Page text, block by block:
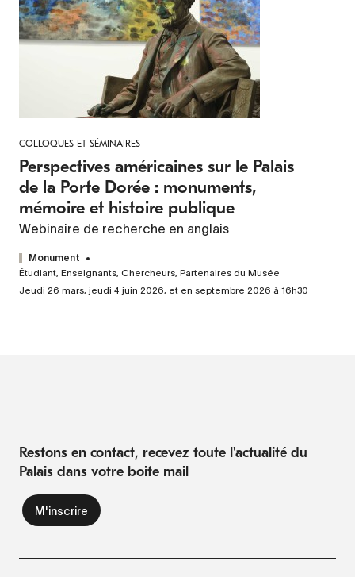
COLLOQUES ET SÉMINAIRES
Perspectives américaines sur le Palais
de la Porte Dorée : monuments,
mémoire et histoire publique
Webinaire de recherche en anglais
Monument
Étudiant, Enseignants, Chercheurs, Partenaires du Musée
Jeudi 26 mars, jeudi 4 juin 2026, et en septembre 2026 à 16h30
Restons en contact, recevez toute l'actualité du
Palais dans votre boite mail